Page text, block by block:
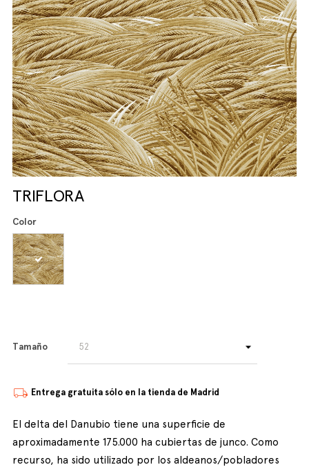
TRIFLORA
Color
Tamaño
Entrega gratuita sólo en la tienda de Madrid
El delta del Danubio tiene una superficie de
aproximadamente 175.000 ha cubiertas de junco. Como
recurso, ha sido utilizado por los aldeanos/pobladores